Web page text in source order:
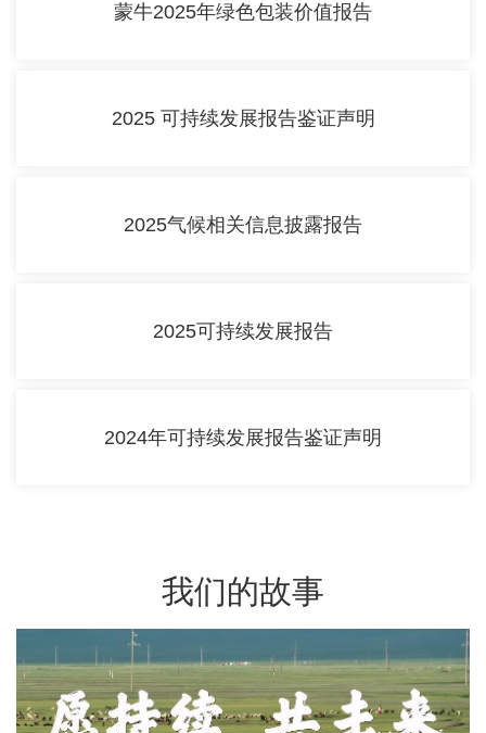
蒙牛2025年绿色包装价值报告
2025 可持续发展报告鉴证声明
2025气候相关信息披露报告
2025可持续发展报告
2024年可持续发展报告鉴证声明
我们的故事